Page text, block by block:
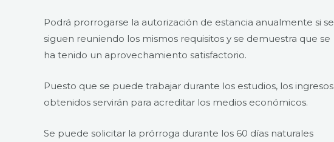
Podrá prorrogarse la autorización de estancia anualmente si se
siguen reuniendo los mismos requisitos y se demuestra que se
ha tenido un aprovechamiento satisfactorio.
Puesto que se puede trabajar durante los estudios, los ingresos
obtenidos servirán para acreditar los medios económicos.
Se puede solicitar la prórroga durante los 60 días naturales